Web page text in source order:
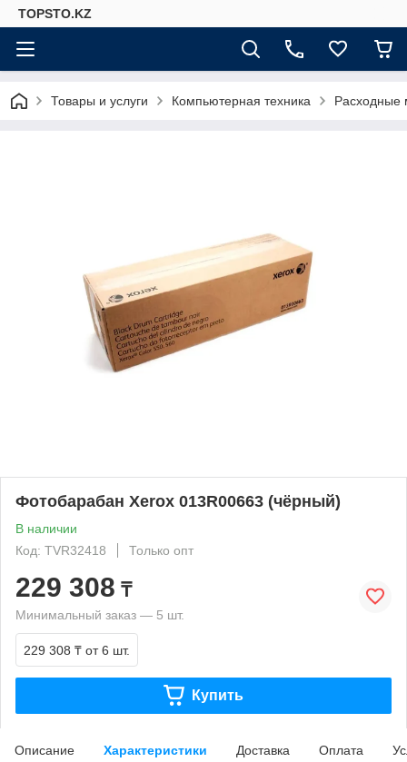
TOPSTO.KZ
Товары и услуги Компьютерная техника Расходные
Фотобарабан Xerox 013R00663 (чёрный)
В наличии
Код: TVR32418
Только опт
229 308 ₸
Минимальный заказ — 5 шт.
229 308 ₸ от 6 шт.
Купить
Описание Характеристики Доставка Оплата